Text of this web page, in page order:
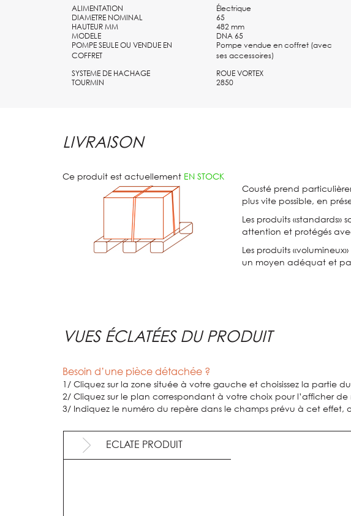
ALIMENTATION Électrique
DIAMETRE NOMINAL
65
HAUTEUR MM
482 mm
MODELE
DNA 65
POMPE SEULE OU VENDUE EN
COFFRET
Pompe vendue en coffret (avec
ses accessoires)
SYSTEME DE HACHAGE
ROUE VORTEX
TOURMIN
2850
LIVRAISON
Ce produit est actuellement EN STOCK
Cousté prend
plus vite possible, en
Les produits «standards»
attention et protégés
Les produits
un moyen adéquat et
VUES ÉCLATÉES DU PRODUIT
Besoin d’une pièce détachée ?
1/ Cliquez sur la zone située à votre gauche et choisissez la partie
2/ Cliquez sur le plan correspondant à votre choix pour l’afficher
3/ Indiquez le numéro du repère dans le champs prévu à cet effet,
ECLATE PRODUIT